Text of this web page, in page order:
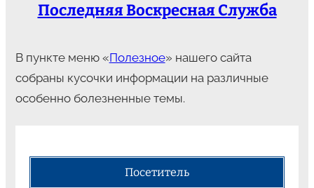
Последняя Воскресная Служба
В пункте меню «Полезное» нашего сайта
собраны кусочки информации на различные
особенно болезненные темы.
Посетитель